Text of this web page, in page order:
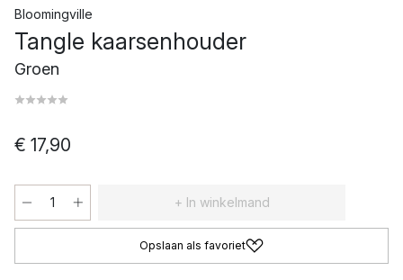
Bloomingville
Tangle kaarsenhouder
Groen
€ 17,90
+ In winkelmand
Opslaan als favoriet